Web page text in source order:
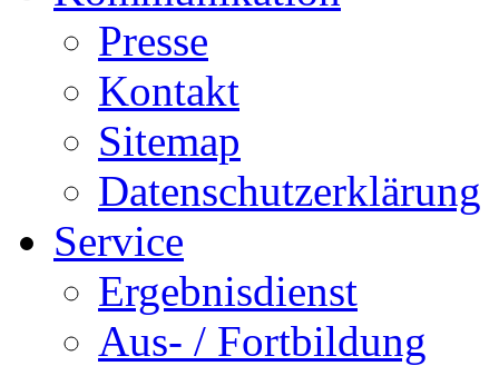
Presse
Kontakt
Sitemap
Datenschutzerklärung
Service
Ergebnisdienst
Aus- / Fortbildung